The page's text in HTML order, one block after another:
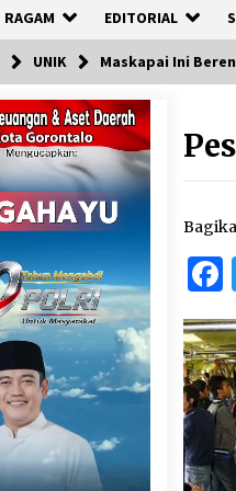
RAGAM EDITORIAL
UNIK Maskapai Ini